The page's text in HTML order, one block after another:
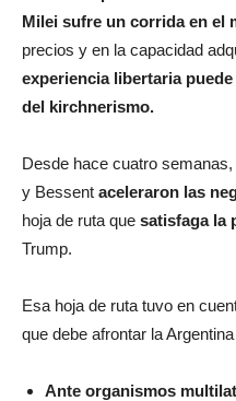
Milei sufre un corrida en el
precios y en la capacidad
experiencia libertaria
del kirchnerismo.
Desde hace cuatro semanas,
y Bessent aceleraron las
hoja de ruta que satisfaga la
Trump.
Esa hoja de ruta tuvo en
que debe afrontar la
Ante organismos